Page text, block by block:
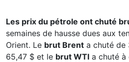
Les prix du pétrole ont chuté
semaines de hausse dues aux
Orient. Le brut Brent a chuté de
65,47 $ et le brut WTI a chuté à